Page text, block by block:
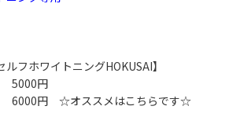
フホワイトニングHOKUSAI】
5000円
6000円 ☆オススメはこちらです☆